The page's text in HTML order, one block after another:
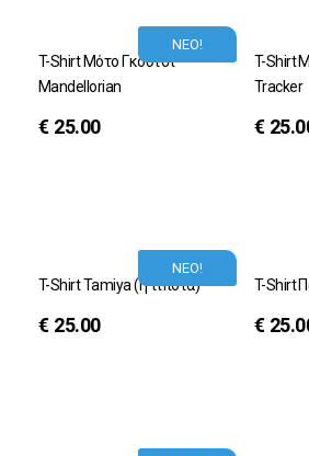
ΝΕΟ!
T-Shirt Μότο Γκούτσι
Mandellorian
€ 25.00
T-Shirt
Tracker
€
ΝΕΟ!
T-Shirt Tamiya (ή τίποτα)
€ 25.00
T-Shirt
€